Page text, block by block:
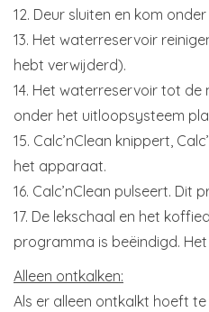
12. Deur sluiten en kom
13. Het waterreservoir
hebt verwijderd).
14. Het waterreservoir tot de
onder het uitloopsysteem
15. Calc’nClean knippert,
het apparaat.
16. Calc’nClean pulseert.
17. De lekschaal en het
programma is beëindigd.
Alleen ontkalken:
Als er alleen ontkalkt hoeft